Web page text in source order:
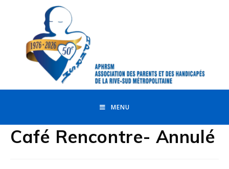
MENU
Café Rencontre- Annulé